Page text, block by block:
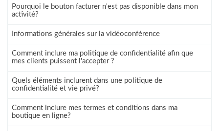
Pourquoi le bouton facturer n'est pas disponible dans mon
activité?
Informations générales sur la vidéoconférence
Comment inclure ma politique de confidentialité afin que
mes clients puissent l'accepter ?
Quels éléments inclurent dans une politique de
confidentialité et vie privé?
Comment inclure mes termes et conditions dans ma
boutique en ligne?